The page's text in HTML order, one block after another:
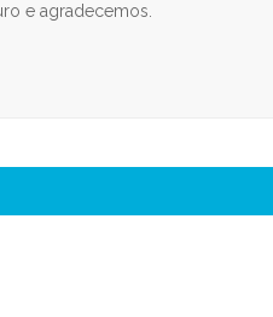
e agradecemos.